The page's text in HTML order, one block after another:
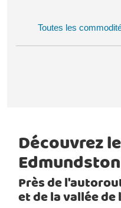
Toutes les
Découvrez
Edmundston
Près de
et de la vallée